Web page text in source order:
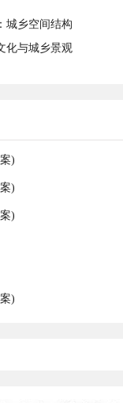
城乡空间结构
化与城乡景观
)
)
)
)